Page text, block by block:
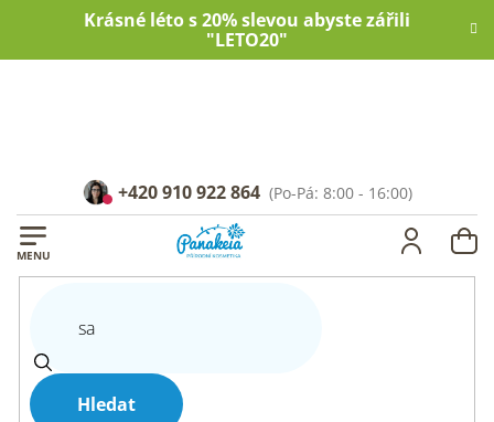
Krásné léto s 20% slevou abyste zářili
"LETO20"
Hledat
+420 910 922 864